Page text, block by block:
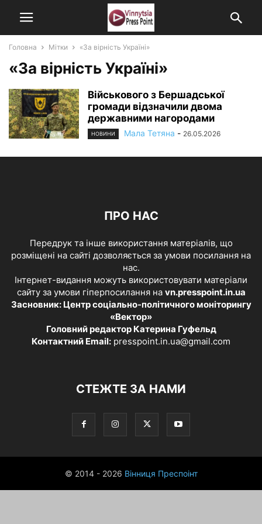
Головна Мітки «За вірність Україні»
«За вірність Україні»
Військового з Бершадської
громади відзначили двома
державними нагородами
НОВИНИ Мала Тетяна - 26.05.2026
ПРО НАС
Передрук та інше використання матеріалів, що
розміщені на сайті дозволяється за умови посилання на
нас.
Інтернет-видання можуть використовувати матеріали
сайту за умови гіперпосилання на vn.presspoint.in.ua
Засновник: Центр соціально-політичного моніторингу
«Вектор»
Головний редактор Катерина Гуфельд
Контактний Email: presspoint.in.ua@gmail.com
СТЕЖТЕ ЗА НАМИ
© 2014 - 2026 Вінниця Преспоінт